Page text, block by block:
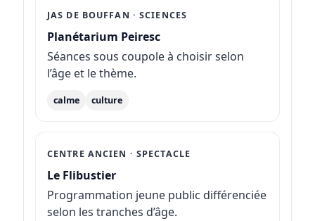
JAS DE BOUFFAN · SCIENCES
Planétarium Peiresc
Séances sous coupole à choisir selon
l’âge et le thème.
calme culture
CENTRE ANCIEN · SPECTACLE
Le Flibustier
Programmation jeune public différenciée
selon les tranches d’âge.